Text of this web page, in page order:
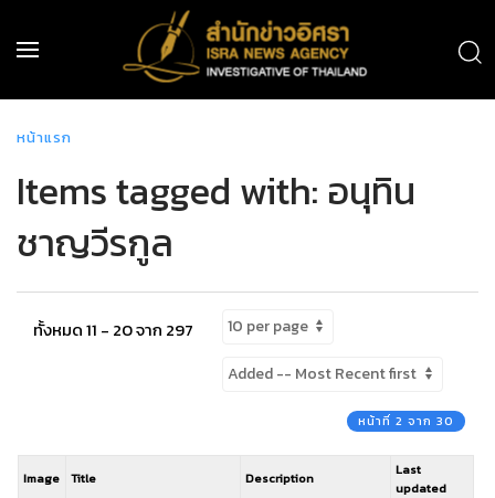
หน้าแรก
Items tagged with: อนุทิน
ชาญวีรกูล
ทั้งหมด 11 - 20 จาก 297
หน้าที่ 2 จาก 30
Image Title Description
Last
updated